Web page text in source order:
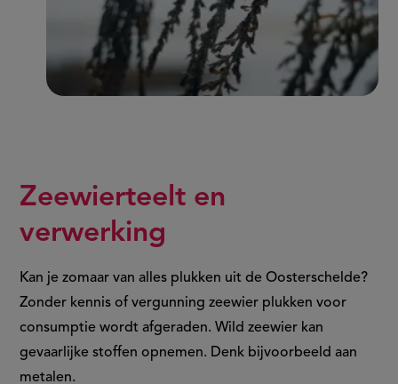
Zeewierteelt en
verwerking
Kan je zomaar van alles plukken uit de Oosterschelde?
Zonder kennis of vergunning zeewier plukken voor
consumptie wordt afgeraden. Wild zeewier kan
gevaarlijke stoffen opnemen. Denk bijvoorbeeld aan
metalen.